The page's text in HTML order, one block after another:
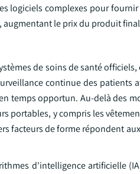
logiciels complexes pour
le prix du produit
de soins de santé
continue des
temps opportun. Au-delà des
portables, y compris les
facteurs de forme répondent
d'intelligence artificielle